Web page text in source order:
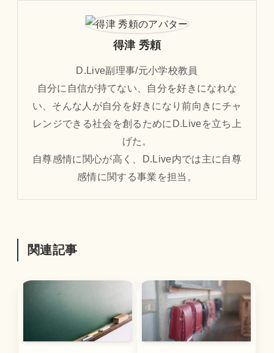
得津 秀頼
D.Live副理事/元小学校教員
自分に自信が持てない、自分を好きになれな
い、そんな人が自分を好きになり前向きにチャ
レンジできる社会を創るためにD.Liveを立ち上
げた。
自尊感情に関心が高く、D.Live内では主に自尊
感情に関する事業を担当。
関連記事